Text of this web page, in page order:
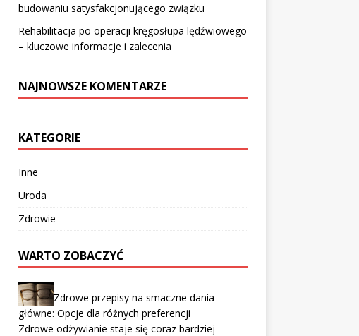
budowaniu satysfakcjonującego związku
Rehabilitacja po operacji kręgosłupa lędźwiowego
– kluczowe informacje i zalecenia
NAJNOWSZE KOMENTARZE
KATEGORIE
Inne
Uroda
Zdrowie
WARTO ZOBACZYĆ
Zdrowe przepisy na smaczne dania
główne: Opcje dla różnych preferencji
Zdrowe odżywianie staje się coraz bardziej